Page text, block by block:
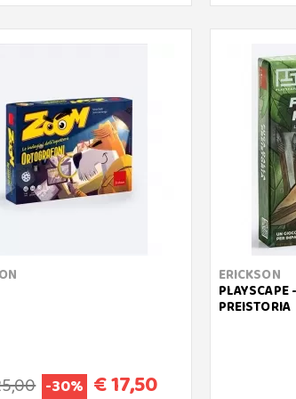
-30% € 17,50
ERICKSON
PLAYSCAPE
PREISTORIA